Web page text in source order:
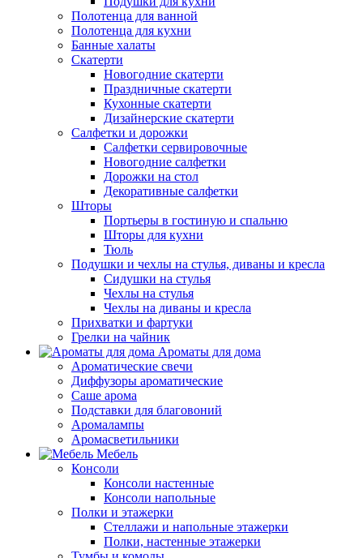
Полотенца для ванной
Полотенца для кухни
Банные халаты
Скатерти
Новогодние скатерти
Праздничные скатерти
Кухонные скатерти
Дизайнерские скатерти
Салфетки и дорожки
Салфетки сервировочные
Новогодние салфетки
Дорожки на стол
Декоративные салфетки
Шторы
Портьеры в гостиную и спальню
Шторы для кухни
Тюль
Подушки и чехлы на стулья, диваны и кресла
Сидушки на стулья
Чехлы на стулья
Чехлы на диваны и кресла
Прихватки и фартуки
Грелки на чайник
Ароматы для дома
Ароматические свечи
Диффузоры ароматические
Саше арома
Подставки для благовоний
Аромалампы
Аромасветильники
Мебель
Консоли
Консоли настенные
Консоли напольные
Полки и этажерки
Стеллажи и напольные этажерки
Полки, настенные этажерки